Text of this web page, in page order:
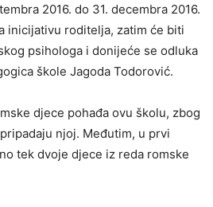
2016. do 31. decembra 2016.
inicijativu roditelja, zatim će biti
psihologa i donijeće se odluka
škole Jagoda Todorović.
djece pohađa ovu školu, zbog
njoj. Međutim, u prvi
tek dvoje djece iz reda romske